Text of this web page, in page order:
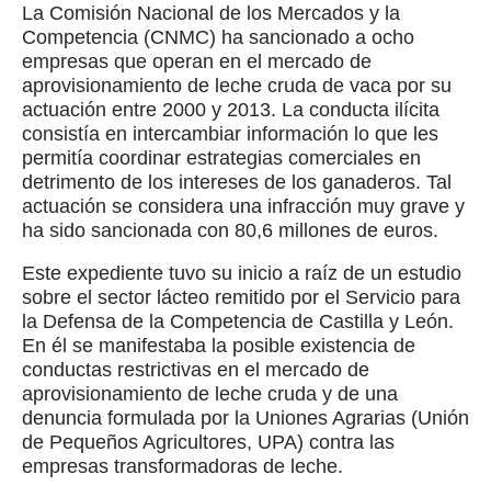
La Comisión Nacional de los Mercados y la
Competencia (CNMC) ha sancionado a ocho
empresas que operan en el mercado de
aprovisionamiento de leche cruda de vaca por su
actuación entre 2000 y 2013. La conducta ilícita
consistía en intercambiar información lo que les
permitía coordinar estrategias comerciales en
detrimento de los intereses de los ganaderos. Tal
actuación se considera una infracción muy grave y
ha sido sancionada con 80,6 millones de euros.
Este expediente tuvo su inicio a raíz de un estudio
sobre el sector lácteo remitido por el Servicio para
la Defensa de la Competencia de Castilla y León.
En él se manifestaba la posible existencia de
conductas restrictivas en el mercado de
aprovisionamiento de leche cruda y de una
denuncia formulada por la Uniones Agrarias (Unión
de Pequeños Agricultores, UPA) contra las
empresas transformadoras de leche.